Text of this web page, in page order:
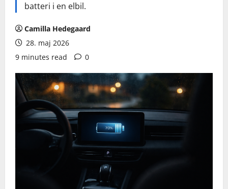
batteri i en elbil.
Camilla Hedegaard
28. maj 2026
9 minutes read
0